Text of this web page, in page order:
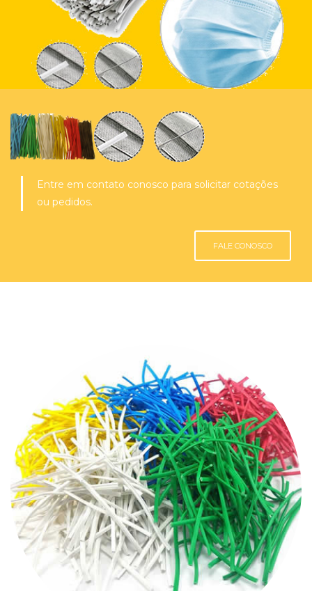
Entre em contato conosco para solicitar cotações
ou pedidos.
FALE CONOSCO